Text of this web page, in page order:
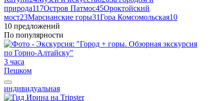
природа117Остров Патмос45Ороктойский
мост23Марсианские горы31Гора Комсомольская10
10 предложений
По популярности
3 часа
Пешком
индивидуальная